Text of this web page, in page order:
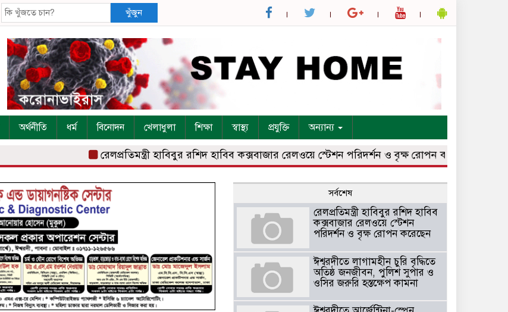
খুঁজুন
অর্থনীতি ধর্ম বিনোদন খেলাধুলা শিক্ষা স্বাস্থ্য প্রযুক্তি অন্যান্য
রেলপ্রতিমন্ত্রী হাবিবুর রশিদ হাবিব কক্সবাজার রেলওয়ে স্টেশন পরিদর্শন ও বৃক্ষ রোপন করেছেন
সর্বশেষ
রেলপ্রতিমন্ত্রী হাবিবুর রশিদ হাবিব
কক্সবাজার রেলওয়ে স্টেশন
পরিদর্শন ও বৃক্ষ রোপন করেছেন
ঈশ্বরদীতে লাগামহীন চুরি বৃদ্ধিতে
অতিষ্ঠ জনজীবন, পুলিশ সুপার ও
ওসির জরুরি হস্তক্ষেপ কামনা ​